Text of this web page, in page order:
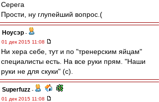
Серега
Прости, ну глупейший вопрос.(
Ноусэр -
01 дек 2015 11:08
Ни хера себе, тут и по "тренерским яйцам"
специалисты есть. На все руки прям. "Наши
руки не для скуки" (с).
Superfuzz -
01 дек 2015 11:08